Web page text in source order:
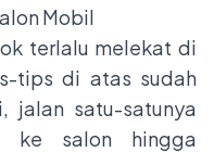
Mobil
terlalu melekat di
tips di atas sudah
jalan satu-satunya
ke salon hingga